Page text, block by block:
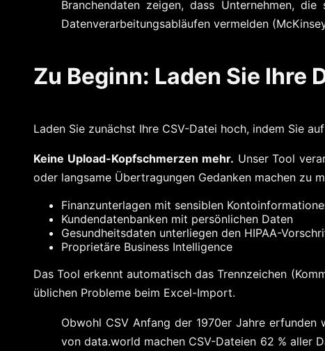
Branchendaten zeigen, dass Unternehmen,
Datenverarbeitungsabläufen vermelden
Zu Beginn: Laden Sie Ihre
Laden Sie zunächst Ihre CSV-Datei hoch, indem Sie
Keine Upload-Kopfschmerzen mehr. Unser Tool
oder langsame Übertragungen Gedanken machen zu
Finanzunterlagen mit sensiblen
Kundendatenbanken mit persönlichen Daten
Gesundheitsdaten unterliegen den HIPAA-
Proprietäre Business Intelligence
Das Tool erkennt automatisch das Trennzeichen
üblichen Probleme beim Excel-Import.
Obwohl CSV Anfang der 1970er Jahre
von data.world machen CSV-Dateien 62 % aller